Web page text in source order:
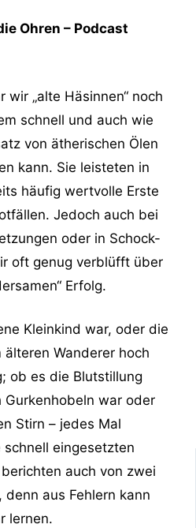
Ohren – Podcast
wir „alte Häsinnen“ noch
schnell und auch wie
von ätherischen Ölen
kann. Sie leisteten in
häufig wertvolle Erste
Jedoch auch bei
oder in Schock-
oft genug verblüfft über
Erfolg.
Kleinkind war, oder die
Wanderer hoch
ob es die Blutstillung
Gurkenhobeln war oder
Stirn – jedes Mal
eingesetzten
auch von zwei
aus Fehlern kann
lernen.